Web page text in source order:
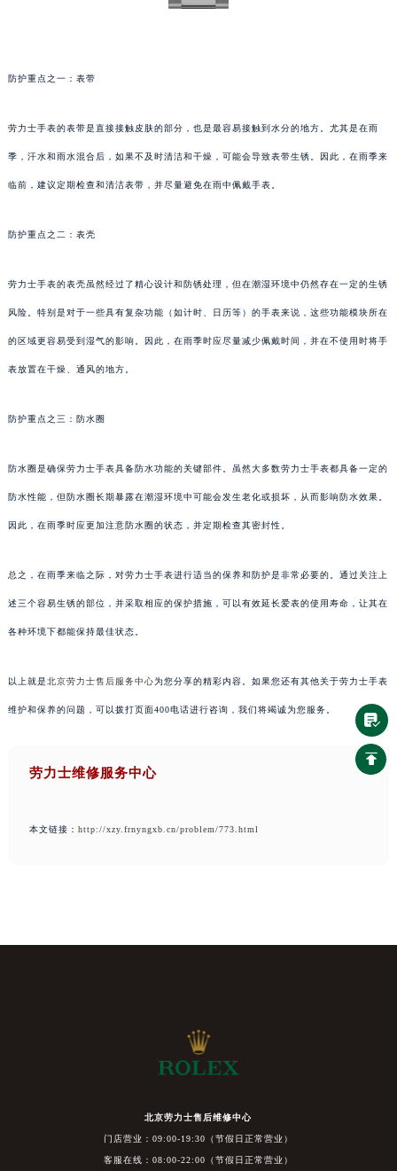
防护重点之一：表带
劳力士手表的表带是直接接触皮肤的部分，也是最容易接触到水分的地方。尤其是在雨
季，汗水和雨水混合后，如果不及时清洁和干燥，可能会导致表带生锈。因此，在雨季来
临前，建议定期检查和清洁表带，并尽量避免在雨中佩戴手表。
防护重点之二：表壳
劳力士手表的表壳虽然经过了精心设计和防锈处理，但在潮湿环境中仍然存在一定的生锈
风险。特别是对于一些具有复杂功能（如计时、日历等）的手表来说，这些功能模块所在
的区域更容易受到湿气的影响。因此，在雨季时应尽量减少佩戴时间，并在不使用时将手
表放置在干燥、通风的地方。
防护重点之三：防水圈
防水圈是确保劳力士手表具备防水功能的关键部件。虽然大多数劳力士手表都具备一定的
防水性能，但防水圈长期暴露在潮湿环境中可能会发生老化或损坏，从而影响防水效果。
因此，在雨季时应更加注意防水圈的状态，并定期检查其密封性。
总之，在雨季来临之际，对劳力士手表进行适当的保养和防护是非常必要的。通过关注上
述三个容易生锈的部位，并采取相应的保护措施，可以有效延长爱表的使用寿命，让其在
各种环境下都能保持最佳状态。
以上就是北京劳力士售后服务中心为您分享的精彩内容。如果您还有其他关于劳力士手表
维护和保养的问题，可以拨打页面400电话进行咨询，我们将竭诚为您服务。
劳力士维修服务中心
本文链接： http://xzy.frnyngxb.cn/problem/773.html
北京劳力士售后维修中心
门店营业：09:00-19:30（节假日正常营业）
客服在线：08:00-22:00（节假日正常营业）